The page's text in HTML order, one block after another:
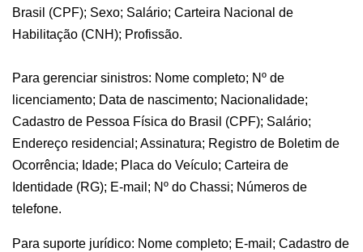
Brasil (CPF); Sexo; Salário; Carteira Nacional de
Habilitação (CNH); Profissão.
Para gerenciar sinistros: Nome completo; Nº de
licenciamento; Data de nascimento; Nacionalidade;
Cadastro de Pessoa Física do Brasil (CPF); Salário;
Endereço residencial; Assinatura; Registro de Boletim de
Ocorrência; Idade; Placa do Veículo; Carteira de
Identidade (RG); E-mail; Nº do Chassi; Números de
telefone.
Para suporte jurídico: Nome completo; E-mail; Cadastro de